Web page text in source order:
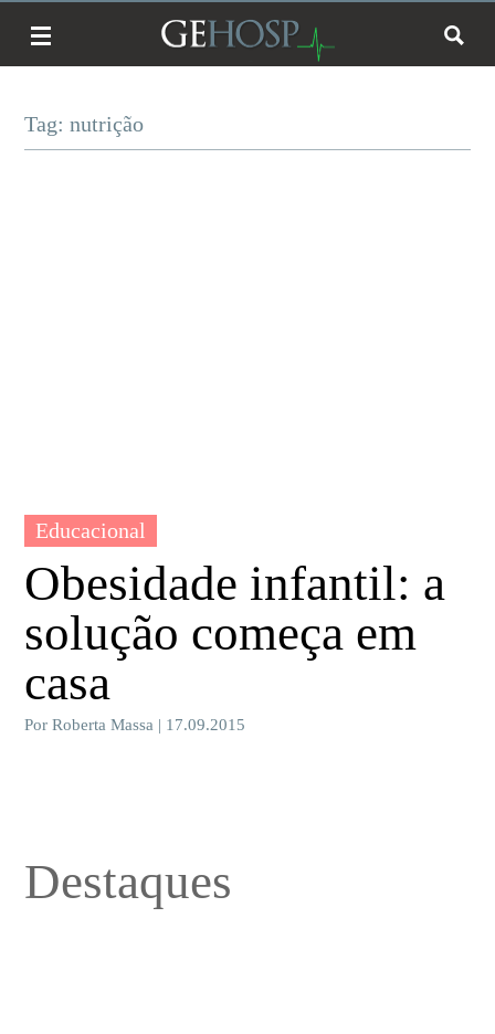
Tag: nutrição
Educacional
Obesidade infantil: a
solução começa em
casa
Por Roberta Massa | 17.09.2015
Destaques